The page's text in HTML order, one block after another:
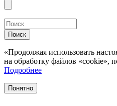
Поиск
«Продолжая использовать
на обработку файлов «cookie»,
Подробнее
Понятно